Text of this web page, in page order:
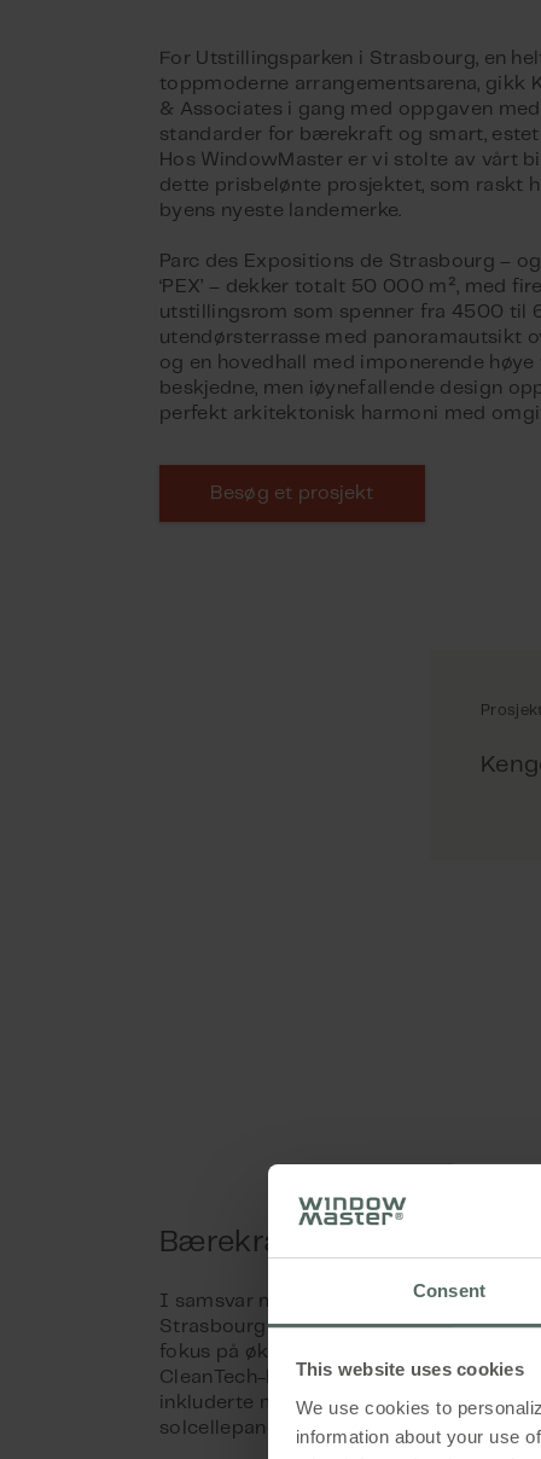
Consent
This website uses cookies
We use cookies to
information about your use
For Utstillingsparken i Strasbourg, en
toppmoderne arrangementsarena, gikk
& Associates i gang med oppgaven
standarder for bærekraft og smart,
Hos WindowMaster er vi stolte av vårt
dette prisbelønte prosjektet, som raskt
byens nyeste landemerke.
Parc des Expositions de Strasbourg –
‘PEX’ – dekker totalt 50 000 m², med
utstillingsrom som spenner fra 4500 til
utendørsterrasse med panoramautsikt
og en hovedhall med imponerende høye
beskjedne, men iøynefallende design
Besøg et prosjekt
Bærekraft først
I samsvar med klimaplanen for
Strasbourg ble den nye messeparken
fokus på økonomi og økologi, og
CleanTech-løsninger der det var mulig.
inkluderte muligheter for oppsamling av
solcellepaneler og naturlig ventilasjon.